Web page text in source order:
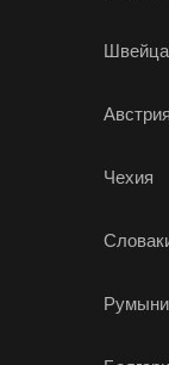
Австрия
Чехия